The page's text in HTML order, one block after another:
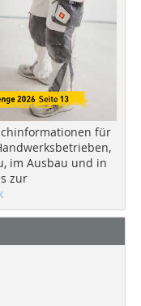
für
im Ausbau und in
zur